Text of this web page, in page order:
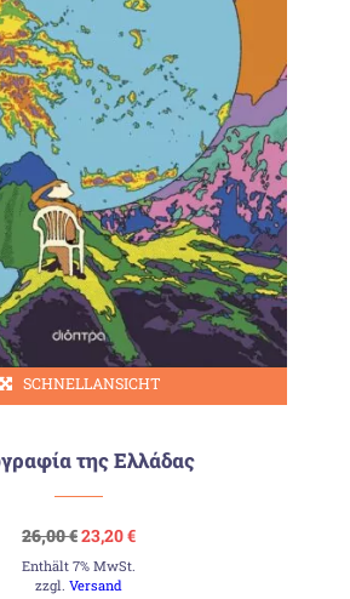
SCHNELLANSICHT
της Ελλάδας
26,00€Ursprünglicher
Preis
war:
26,00 €
23,20€Aktueller
Enthält 7% MwSt.
zzgl.Versand